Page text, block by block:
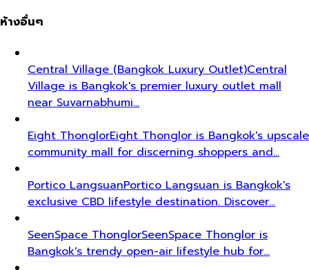
ห้างอื่นๆ
Central Village (Bangkok Luxury Outlet)Central
Village is Bangkok's premier luxury outlet mall
near Suvarnabhumi…
Eight ThonglorEight Thonglor is Bangkok's upscale
community mall for discerning shoppers and…
Portico LangsuanPortico Langsuan is Bangkok's
exclusive CBD lifestyle destination. Discover…
SeenSpace ThonglorSeenSpace Thonglor is
Bangkok's trendy open-air lifestyle hub for…